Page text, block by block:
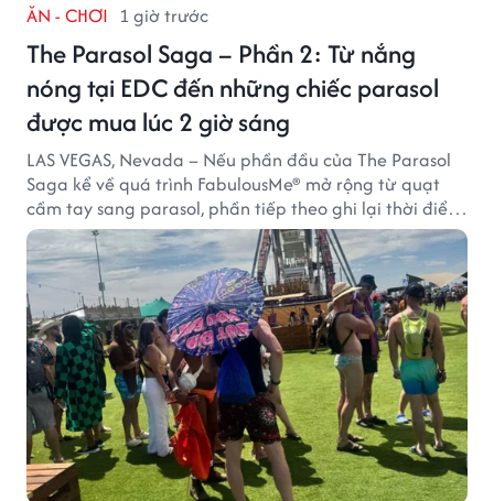
ĂN - CHƠI 1 giờ trước
The Parasol Saga – Phần 2: Từ nắng
nóng tại EDC đến những chiếc parasol
được mua lúc 2 giờ sáng
LAS VEGAS, Nevada – Nếu phần đầu của The Parasol
Saga kể về quá trình FabulousMe® mở rộng từ quạt
cầm tay sang parasol, phần tiếp theo ghi lại thời điểm
sản phẩm được thị trường đón nhận và dần vượt khỏi
công năng che nắng thông thường.